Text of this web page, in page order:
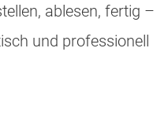
ablesen, fertig –
und professionell